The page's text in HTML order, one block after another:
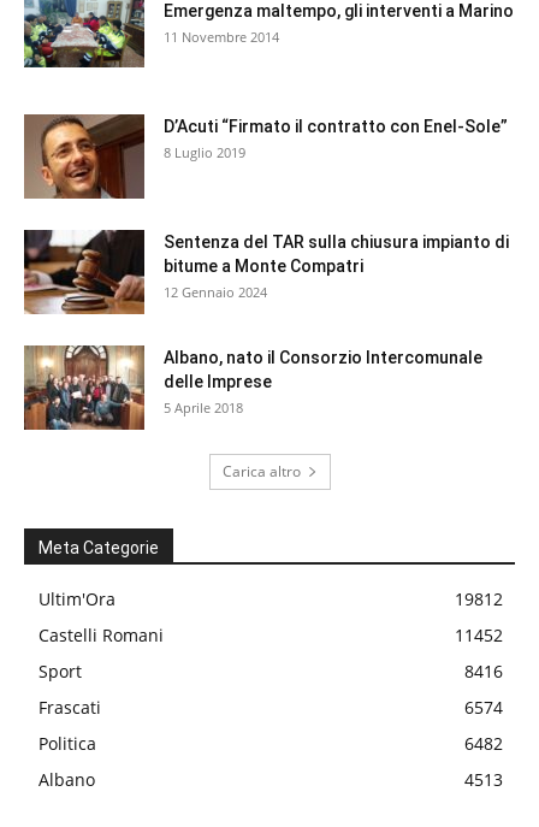
Emergenza maltempo, gli interventi a Marino
11 Novembre 2014
D’Acuti “Firmato il contratto con Enel-Sole”
8 Luglio 2019
Sentenza del TAR sulla chiusura impianto di
bitume a Monte Compatri
12 Gennaio 2024
Albano, nato il Consorzio Intercomunale
delle Imprese
5 Aprile 2018
Carica altro
Meta Categorie
Ultim'Ora
19812
Castelli Romani
11452
Sport
8416
Frascati
6574
Politica
6482
Albano
4513